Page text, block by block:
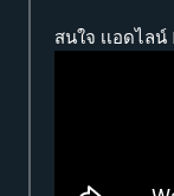
สนใจ เเอดไลน์